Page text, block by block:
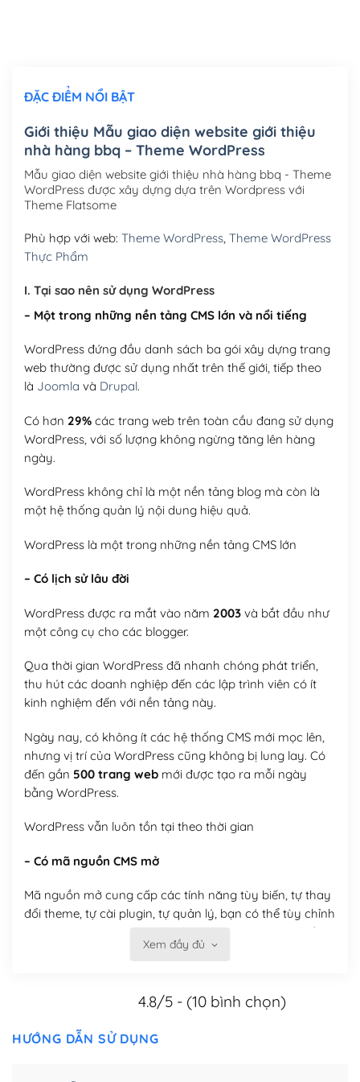
Mua thêm Host + Tên miền
Tên miền quốc tế .com .net .org (1 năm)
Tên miền Việt Nam .vn (1 năm)(+550,000₫)
Hosting 2GB SSD (1 năm)(+450,000₫)
Hosting 5GB SSD (1 năm)
Hosting 8GB SSD (1 năm)
ĐẶC ĐIỂM NỔI BẬT
Giới thiệu Mẫu giao diện website giới thiệu
nhà hàng bbq – Theme WordPress
Mẫu giao diện website giới thiệu nhà hàng bbq - Theme
WordPress được xây dựng dựa trên Wordpress với
Theme Flatsome
Phù hợp với web: Theme WordPress, Theme WordPress
Thực Phẩm
I. Tại sao nên sử dụng WordPress
– Một trong những nền tảng CMS lớn và nổi tiếng
WordPress đứng đầu danh sách ba gói xây dựng trang
web thường được sử dụng nhất trên thế giới, tiếp theo
là Joomla và Drupal.
Có hơn 29%các trang web trên toàn cầu đang sử dụng
WordPress, với số lượng không ngừng tăng lên hàng
ngày.
WordPress không chỉ là một nền tảng blog mà còn là
một hệ thống quản lý nội dung hiệu quả.
WordPress là một trong những nền tảng CMS lớn
– Có lịch sử lâu đời
WordPress được ra mắt vào năm 2003và bắt đầu như
một công cụ cho các blogger.
Qua thời gian WordPress đã nhanh chóng phát triển,
thu hút các doanh nghiệp đến các lập trình viên có ít
kinh nghiệm đến với nền tảng này.
Ngày nay, có không ít các hệ thống CMS mới mọc lên,
nhưng vị trí của WordPress cũng không bị lung lay. Có
đến gần 500 trang webmới được tạo ra mỗi ngày
bằng WordPress.
WordPress vẫn luôn tồn tại theo thời gian
– Có mã nguồn CMS mở
Mã nguồn mở cung cấp các tính năng tùy biến, tự thay
đổi theme, tự cài plugin, tự quản lý, bạn có thể tùy chỉnh
nó theo ý bạn mà không phải sử dụng dịch vụ tại bất
Có thể tùy biến trên website WordPress
Xem đầy đủ
4.8/5 - (10 bình chọn)
HƯỚNG DẪN SỬ DỤNG